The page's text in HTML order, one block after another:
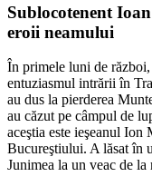
Image
Sublocotenent
eroii neamului
În primele luni de
entuziasmul intrării în
au dus la pierderea
au căzut pe câmpul de
aceştia este ieşeanul Ion
Bucureştiului. A lăsat în
Junimea la un veac de la